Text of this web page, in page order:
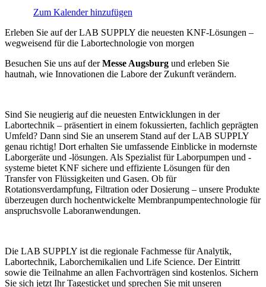
Zum Kalender hinzufügen
Erleben Sie auf der LAB SUPPLY die neuesten KNF-Lösungen –
wegweisend für die Labortechnologie von morgen
Besuchen Sie uns auf derMesse Augsburg und erleben Sie
hautnah, wie Innovationen die Labore der Zukunft verändern.
Sind Sie neugierig auf die neuesten Entwicklungen in der
Labortechnik – präsentiert in einem fokussierten, fachlich geprägten
Umfeld? Dann sind Sie an unserem Stand auf der LAB SUPPLY
genau richtig! Dort erhalten Sie umfassende Einblicke in modernste
Laborgeräte und -lösungen. Als Spezialist für Laborpumpen und -
systeme bietet KNF sichere und effiziente Lösungen für den
Transfer von Flüssigkeiten und Gasen. Ob für
Rotationsverdampfung, Filtration oder Dosierung – unsere Produkte
überzeugen durch hochentwickelte Membranpumpentechnologie für
anspruchsvolle Laboranwendungen.
Die LAB SUPPLY ist die regionale Fachmesse für Analytik,
Labortechnik, Laborchemikalien und Life Science. Der Eintritt
sowie die Teilnahme an allen Fachvorträgen sind kostenlos. Sichern
Sie sich jetzt Ihr Tagesticket und sprechen Sie mit unseren